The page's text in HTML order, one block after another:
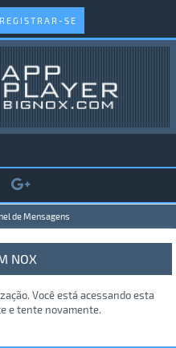
REGISTRAR-SE
de Mensagens
NOX
Você está acessando esta
e tente novamente.